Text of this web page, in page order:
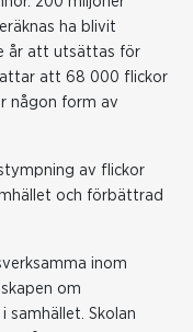
ha blivit
år att utsättas för
att 68 000 flickor
någon form av
av flickor
och förbättrad
inom
om
samhället. Skolan